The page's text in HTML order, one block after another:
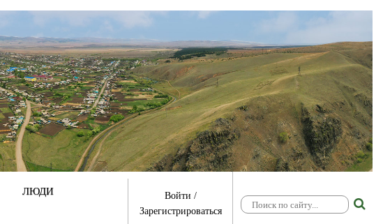
ЛЮДИ Войти /
Зарегистрироваться